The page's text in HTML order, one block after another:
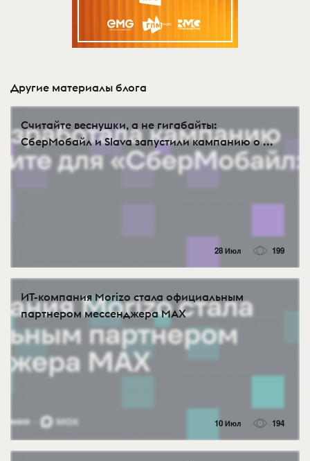
Другие материалы блога
Считайте веснушки, а не гигабайты:
СберМобайл и Slava запустили кампанию о ...
28 Июл 199
ИТ-компания Morizo стала официальным
партнером мессенджера MAX
10 Июл 194